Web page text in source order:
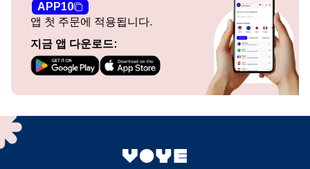
APP10
앱 첫 주문에 적용됩니다.
지금 앱 다운로드: